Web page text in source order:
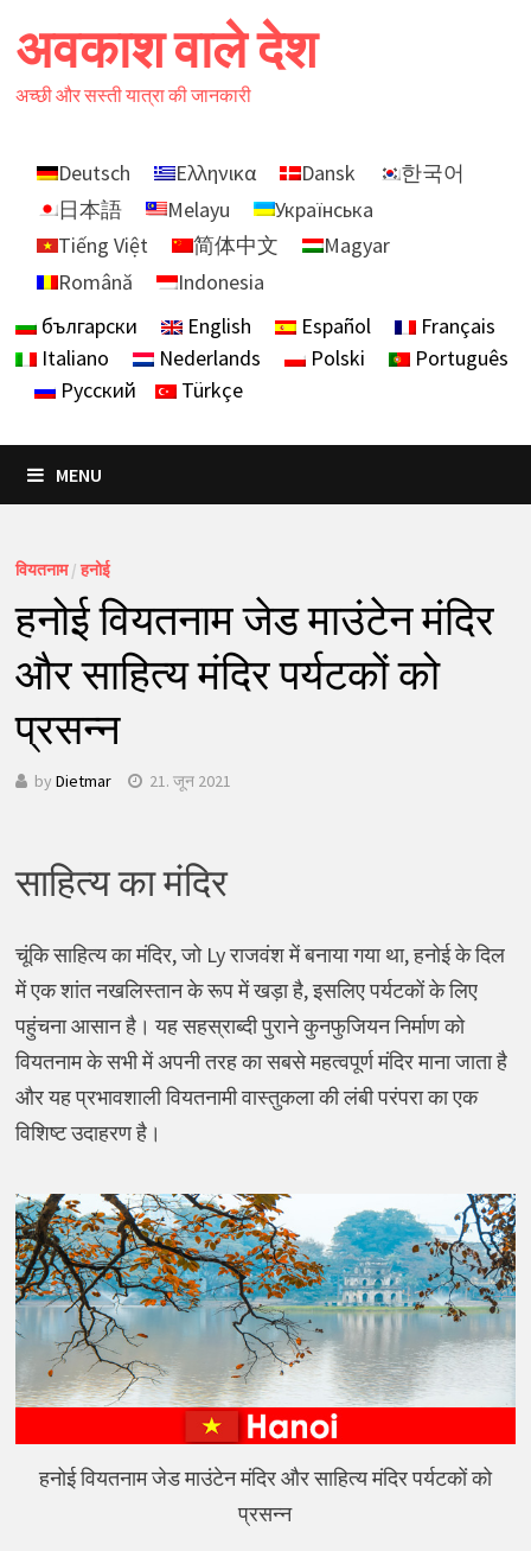
to
content
अवकाश वाले देश
अच्छी और सस्ती यात्रा की जानकारी
Deutsch Ελληνικα Dansk
한국어
日本語
Melayu
Українська
Tiếng Việt
简体中文
Magyar
Română
Indonesia
български
English Español
Français
Italiano
Nederlands Polski
Português
Русский
Türkçe
MENU
वियतनाम/हनोई
हनोई वियतनाम जेड माउंटेन मंदिर
और साहित्य मंदिर पर्यटकों को
प्रसन्न
by Dietmar 21. जून 2021
साहित्य का मंदिर
चूंकि साहित्य का मंदिर, जो Ly राजवंश में बनाया गया था, हनोई के दिल
में एक शांत नखलिस्तान के रूप में खड़ा है, इसलिए पर्यटकों के लिए
पहुंचना आसान है। यह सहस्राब्दी पुराने कुनफुजियन निर्माण को
वियतनाम के सभी में अपनी तरह का सबसे महत्वपूर्ण मंदिर माना जाता है
और यह प्रभावशाली वियतनामी वास्तुकला की लंबी परंपरा का एक
विशिष्ट उदाहरण है।
हनोई वियतनाम जेड माउंटेन मंदिर और साहित्य मंदिर पर्यटकों को
प्रसन्न